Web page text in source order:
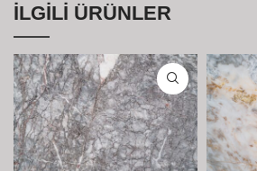
İLGILI ÜRÜNLER